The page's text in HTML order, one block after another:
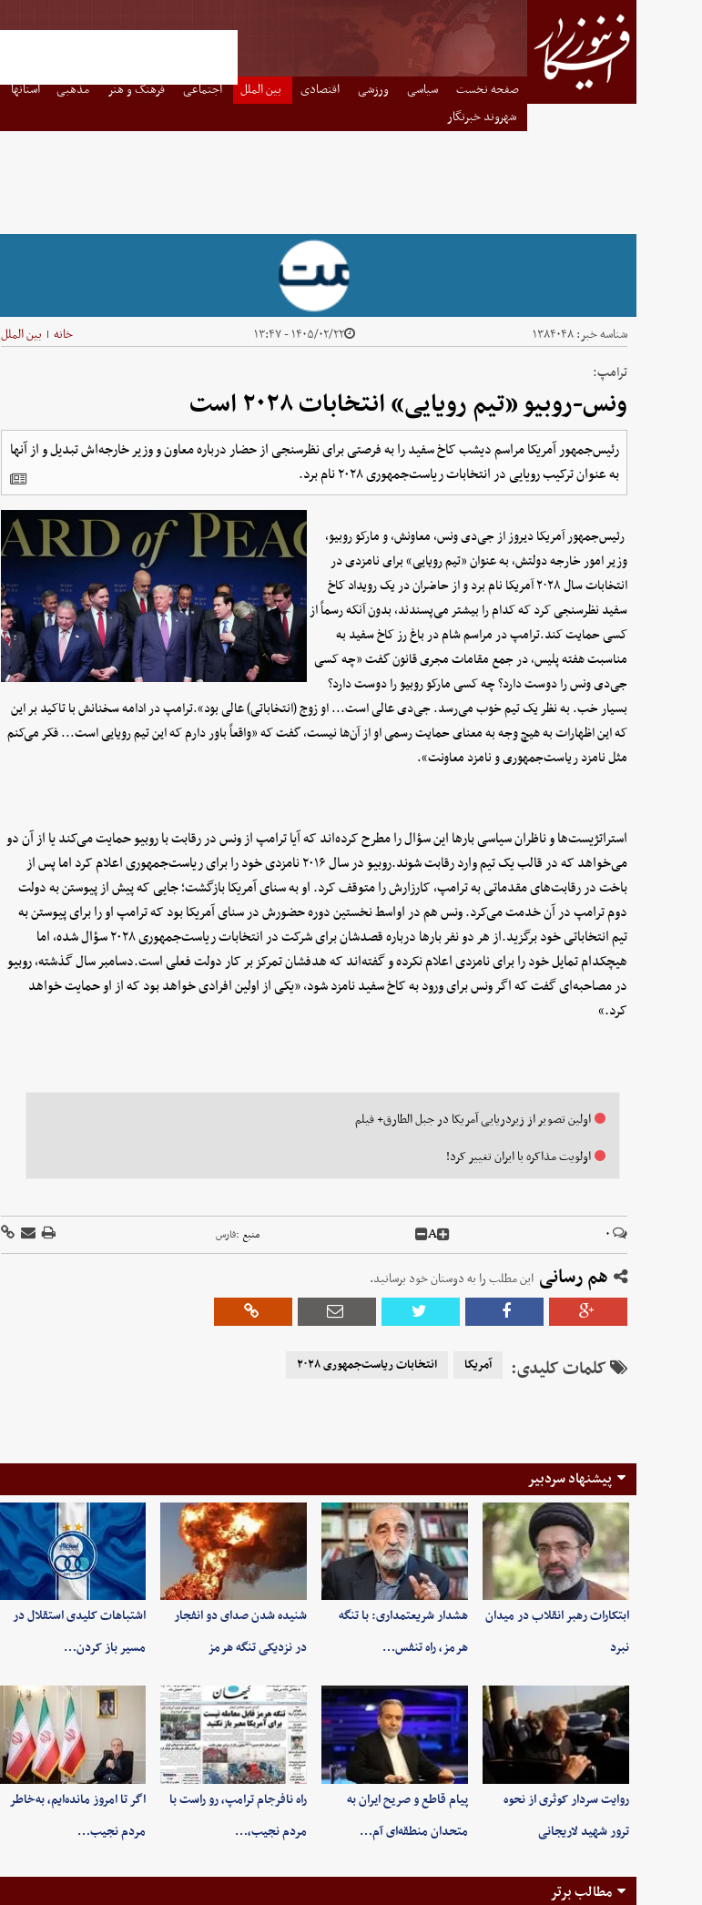
صفحه نخست سیاسی ورزشی اقتصادی بین الملل اجتماعی فرهنگ و هنر مذهبی استانها
شهروند خبرنگار
شناسه خبر:۱۳۸۴۰۴۸ ۱۴۰۵/۰۲/۲۲ - ۱۳:۴۷ خانه | بین الملل
ترامپ:
ونس-روبیو «تیم رویایی» انتخابات ۲۰۲۸ است
رئیس‌جمهور آمریکا مراسم دیشب کاخ سفید را به فرصتی برای نظرسنجی از حضار درباره معاون و وزیر خارجه‌اش تبدیل و از آنها
به عنوان ترکیب رویایی در انتخابات ریاست‌جمهوری ۲۰۲۸ نام برد.
رئیس‌جمهور آمریکا دیروز از جی‌دی ونس، معاونش، و مارکو روبیو،
وزیر امور خارجه دولتش، به عنوان «تیم رویایی» برای نامزدی در
انتخابات سال ۲۰۲۸ آمریکا نام برد و از حاضران در یک رویداد کاخ
سفید نظرسنجی کرد که کدام را بیشتر می‌پسندند، بدون آنکه رسماً از
کسی حمایت کند.ترامپ در مراسم شام در باغ رز کاخ سفید به
مناسبت هفته پلیس، در جمع مقامات مجری قانون گفت «چه کسی
جی‌دی ونس را دوست دارد؟ چه کسی مارکو روبیو را دوست دارد؟
بسیار خب. به نظر یک تیم خوب می‌رسد. جی‌دی عالی است... او زوج (انتخاباتی) عالی بود».ترامپ در ادامه سخنانش با تاکید بر این
که این اظهارات به هیچ وجه به معنای حمایت رسمی او از آن‌ها نیست، گفت که «واقعاً باور دارم که این تیم رویایی است... فکر می‌کنم
مثل نامزد ریاست‌جمهوری و نامزد معاونت».
استراتژیست‌ها و ناظران سیاسی بارها این سؤال را مطرح کرده‌اند که آیا ترامپ از ونس در رقابت با روبیو حمایت می‌کند یا از آن دو
می‌خواهد که در قالب یک تیم وارد رقابت شوند.روبیو در سال ۲۰۱۶ نامزدی خود را برای ریاست‌جمهوری اعلام کرد اما پس از
باخت در رقابت‌های مقدماتی به ترامپ، کارزارش را متوقف کرد. او به سنای آمریکا بازگشت؛ جایی که پیش از پیوستن به دولت
دوم ترامپ در آن خدمت می‌کرد. ونس هم در اواسط نخستین دوره حضورش در سنای آمریکا بود که ترامپ او را برای پیوستن به
تیم انتخاباتی خود برگزید.از هر دو نفر بارها درباره قصدشان برای شرکت در انتخابات ریاست‌جمهوری ۲۰۲۸ سؤال شده، اما
هیچکدام تمایل خود را برای نامزدی اعلام نکرده‌ و گفته‌اند که هدفشان تمرکز بر کار دولت فعلی است.دسامبر سال گذشته، روبیو
در مصاحبه‌ای گفت که اگر ونس برای ورود به کاخ سفید نامزد شود، «یکی از اولین افرادی خواهد بود که از او حمایت خواهد
کرد.»
اولین تصویر از زیردریایی آمریکا در جبل الطارق+ فیلم
اولویت مذاکره با ایران تغییر کرد!
۰ A منبع :فارس
هم رسانی این مطلب را به دوستان خود برسانید.
کلمات کلیدی: آمریکا انتخابات ریاست‌جمهوری ۲۰۲۸
پیشنهاد سردبیر
ابتکارات رهبر انقلاب در میدان
نبرد
هشدار شریعتمداری: با تنگه
هرمز، راه تنفس…
شنیده شدن صدای دو انفجار
در نزدیکی تنگه هرمز
اشتباهات کلیدی استقلال در
مسیر باز کردن…
روایت سردار کوثری از نحوه
ترور شهید لاریجانی
پیام قاطع و صریح ایران به
متحدان منطقه‌ای آم…
راه نافرجام ترامپ، رو راست با
مردم نجیب،…
اگر تا امروز مانده‌ایم، به‌خاطر
مردم نجیب…
مطالب برتر